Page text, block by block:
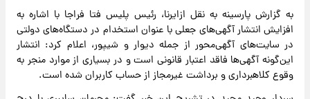
به گزارش پارسینه به نقل ازایرنا، رئیس پلیس فتا فراجا با اشاره به
افزایش انتشار آگهی‌های جعلی با عنوان استخدام در دستگاه‌های دولتی
در سایت‌های آگهی‌محور از جمله دیوار و شیپور، اعلام کرد: انتشار
این‌گونه آگهی‌ها فاقد اعتبار قانونی است و در بسیاری از موارد منجر به
وقوع کلاهبرداری و برداشت غیرمجاز از حساب کاربران شده است.